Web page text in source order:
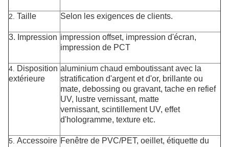
2. Taille Selon les exigences de clients.
3. Impression impression offset, impression d'écran,
impression de PCT
4.
Disposition
extérieure
aluminium chaud emboutissant avec la
stratification d'argent et d'or, brillante ou
mate, debossing ou gravant, tache en refief
UV, lustre vernissant, matte
vernissant, scintillement UV, effet
d'hologramme, texture etc.
5. Accessoire Fenêtre de PVC/PET, oeillet, étiquette du